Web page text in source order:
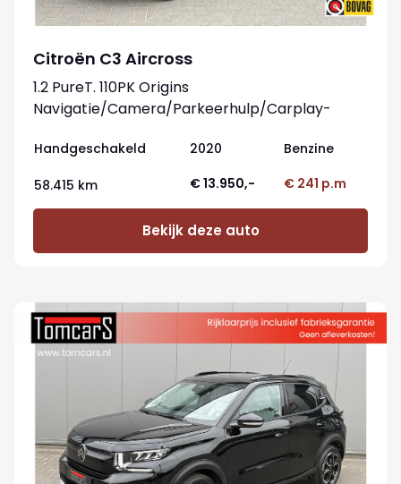
Citroën C3 Aircross
1.2 PureT. 110PK Origins
Navigatie/Camera/Parkeerhulp/Carplay-
Handgeschakeld 2020 Benzine
58.415 km € 13.950,- € 241 p.m
Bekijk deze auto